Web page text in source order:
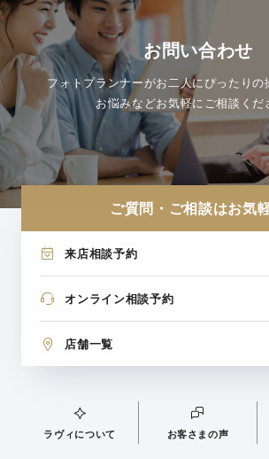
お問い合わせ
フォトプランナーがお二人にぴったりの
お悩みなどお気軽にご相談くだ
ご質問・ご相談はお気
来店相談予約
オンライン相談予約
店舗一覧
ラヴィについて お客さまの声